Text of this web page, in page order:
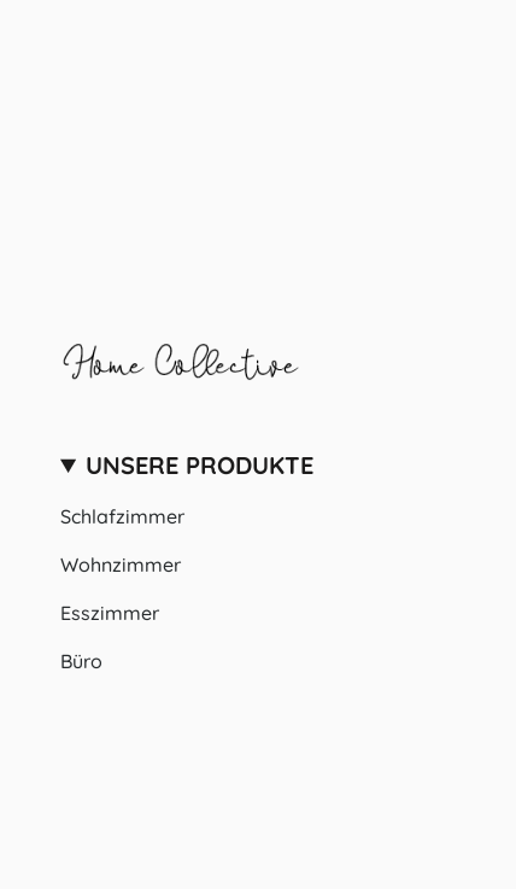
UNSERE PRODUKTE
Schlafzimmer
Wohnzimmer
Esszimmer
Büro